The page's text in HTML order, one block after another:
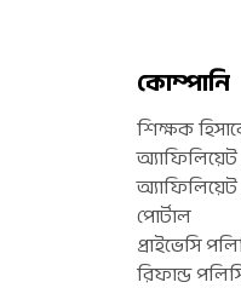
কোম্পানি
শিক্ষক
অ্যাফিলিয়েট
পোর্টাল
প্রাইভেসি
রিফান্ড